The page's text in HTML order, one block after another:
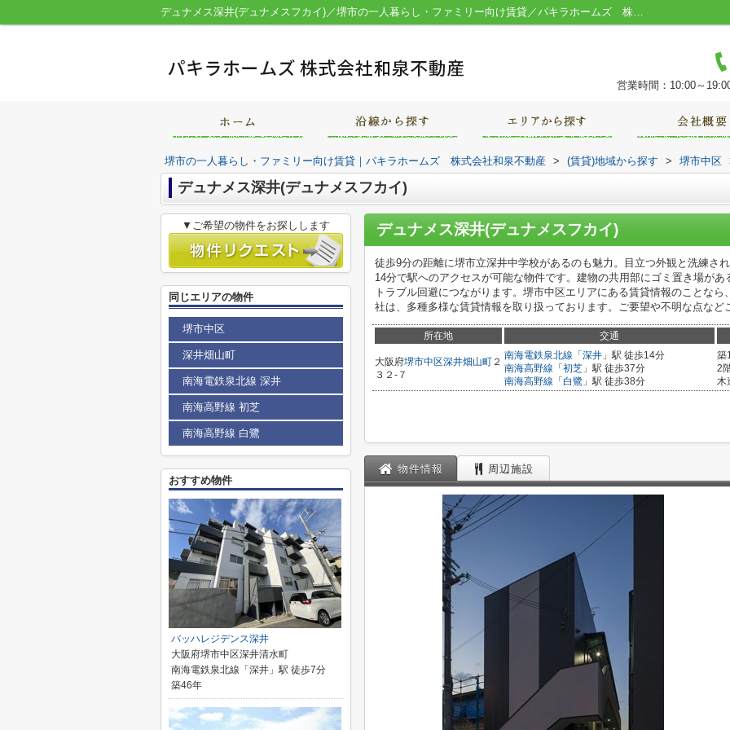
デュナメス深井(デュナメスフカイ)／堺市の一人暮らし・ファミリー向け賃貸／パキラホームズ 株式会社和泉不動産
営業時間：10:00～
堺市の一人暮らし・ファミリー向け賃貸｜パキラホームズ 株式会社和泉不動産 > (賃貸)地域から探す > 堺市中区
デュナメス深井(デュナメスフカイ)
デュナメス深井(デュナメスフカイ)
徒歩9分の距離に堺市立深井中学校があるのも魅力。目立つ外観と洗練さ
14分で駅へのアクセスが可能な物件です。建物の共用部にゴミ置き場が
トラブル回避につながります。堺市中区エリアにある賃貸情報のことな
社は、多種多様な賃貸情報を取り扱っております。ご要望や不明な点な
所在地 交通
大阪府堺市中区深井畑山町 ２
３２-７
南海電鉄泉北線 「 深井 」駅 徒歩14分
南海高野線 「 初芝 」駅 徒歩37分
南海高野線 「 白鷺 」駅 徒歩38分
築
2
木
物件情報 周辺施設
▼ご希望の物件をお探しします
同じエリアの物件
堺市中区
深井畑山町
南海電鉄泉北線 深井
南海高野線 初芝
南海高野線 白鷺
おすすめ物件
バッハレジデンス深井
大阪府堺市中区深井清水町
南海電鉄泉北線「深井」駅 徒歩7分
築46年